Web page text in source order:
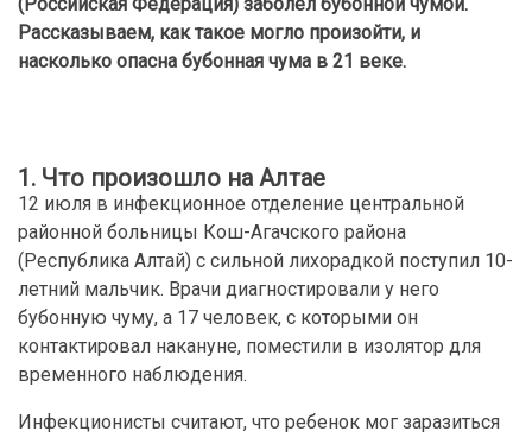
Рассказываем, как такое могло произойти, и
насколько опасна бубонная чума в 21 веке.
1. Что произошло на Алтае
12 июля в инфекционное отделение центральной
районной больницы Кош-Агачского района
(Республика Алтай) с сильной лихорадкой поступил 10-
летний мальчик. Врачи диагностировали у него
бубонную чуму, а 17 человек, с которыми он
контактировал накануне, поместили в изолятор для
временного наблюдения.
Инфекционисты считают, что ребенок мог заразиться